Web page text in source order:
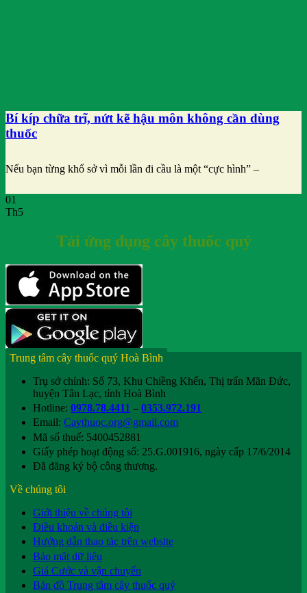
Bí kíp chữa trĩ, nứt kẽ hậu môn không cần dùng
thuốc
Nếu bạn từng khổ sở vì mỗi lần đi cầu là một “cực hình” –
01
Th5
Tải ứng dụng cây thuốc quý
Trung tâm cây thuốc quý Hoà Bình
Trụ sở chính: Số 73, Khu Chiềng Khến, Thị trấn Mãn Đức,
huyện Tân Lạc, tỉnh Hoà Bình
Hotline: 0978.78.4411 – 0353.972.191
Email: Caythuoc.org@gmail.com
Mã số thuế: 5400452881
Giấy phép hoạt động số: 25.G.001916, ngày cấp 17/6/2014
Đã đăng ký bộ công thương.
Về chúng tôi
Giới thiệu về chúng tôi
Điều khoản và điều kiện
Hướng dẫn thao tác trên website
Bảo mật dữ liệu
Giá Cước và vận chuyển
Bản đồ Trung tâm cây thuốc quý